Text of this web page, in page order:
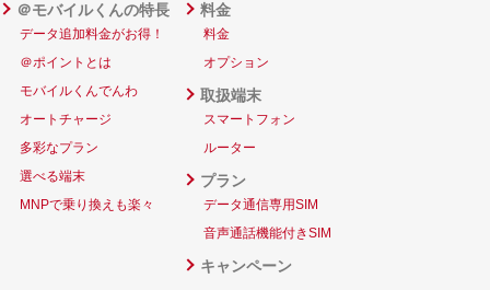
＠モバイルくんの特長
データ追加料金がお得！
＠ポイントとは
モバイルくんでんわ
オートチャージ
多彩なプラン
選べる端末
MNPで乗り換えも楽々
料金
料金
オプション
取扱端末
スマートフォン
ルーター
プラン
データ通信専用SIM
音声通話機能付きSIM
キャンペーン